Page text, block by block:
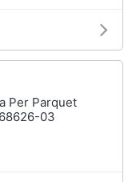
Per Parquet
03